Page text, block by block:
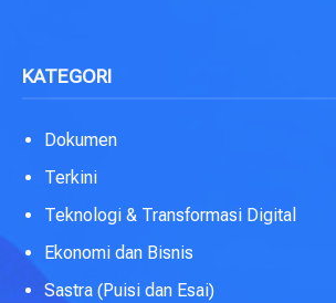
KATEGORI
Dokumen
Terkini
Teknologi & Transformasi Digital
Ekonomi dan Bisnis
Sastra (Puisi dan Esai)